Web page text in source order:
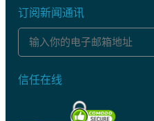
订阅新闻通讯
信任在线